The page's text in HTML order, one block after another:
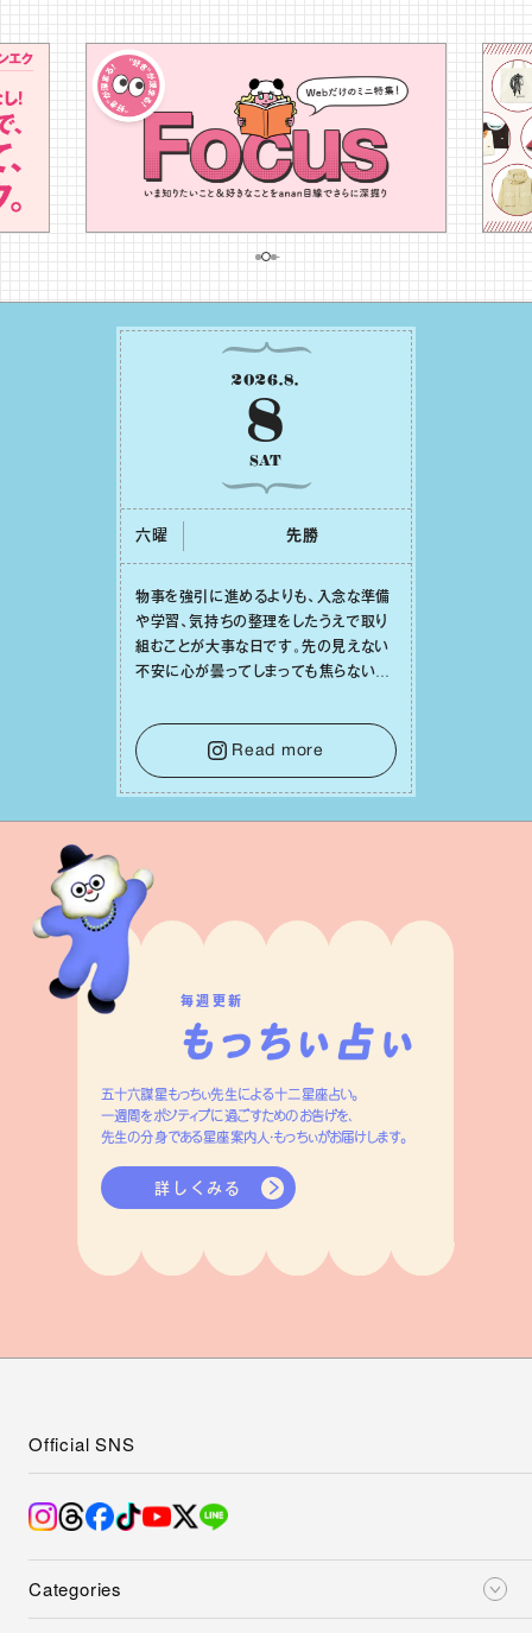
2026.8.
8
SAT
六曜 先勝
物事を強引に進めるよりも、⼊念な準備
や学習、気持ちの整理をしたうえで取り
組むことが⼤事な⽇です。先の⾒えない
不安に⼼が曇ってしまっても焦らない
⾝や疲れていそうな⼈をいたわることに
時間を使いましょう。ここでしっかりとエ
ネルギーを蓄え、困難を乗り越える⼒に
変えましょう。
Read more
毎週更新
五十六謀星もっちぃ先生による十二星座占い。
一週間をポジティブに過ごすためのお告げを、
先生の分身である星座案内人・もっちぃがお届けします。
詳しくみる
Categories
Official SNS